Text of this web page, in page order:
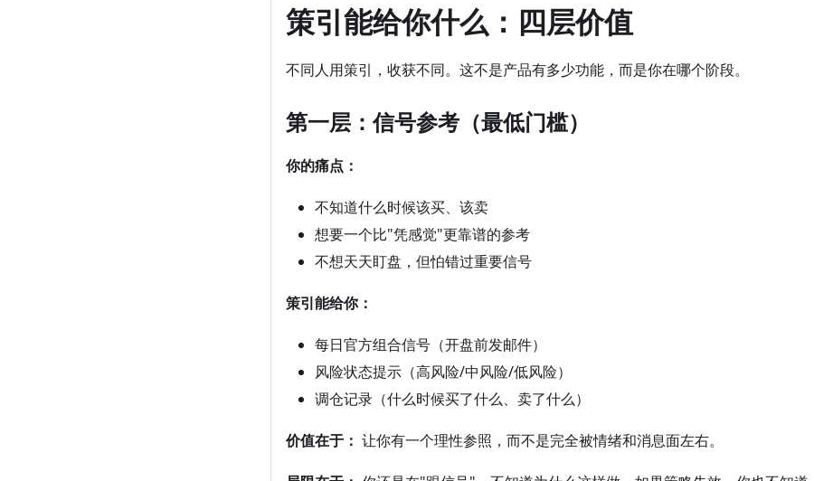
策引能给你什么：四层价值
不同人用策引，收获不同。这不是产品有多少功能，而是你在哪个阶段。
第一层：信号参考（最低门槛）
你的痛点：
不知道什么时候该买、该卖
想要一个比"凭感觉"更靠谱的参考
不想天天盯盘，但怕错过重要信号
策引能给你：
每日官方组合信号（开盘前发邮件）
风险状态提示（高风险/中风险/低风险）
调仓记录（什么时候买了什么、卖了什么）
价值在于： 让你有一个理性参照，而不是完全被情绪和消息面左右。